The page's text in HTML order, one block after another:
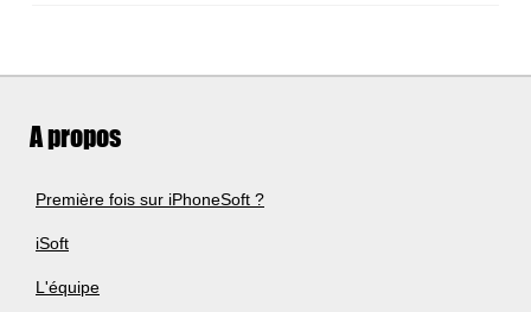
A propos
Première fois sur iPhoneSoft ?
iSoft
L'équipe